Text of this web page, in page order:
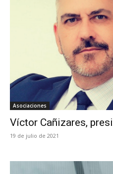
Asociaciones
Víctor Cañizares,
19 de julio de 2021